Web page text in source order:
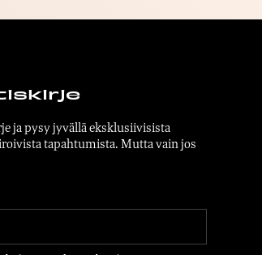
ja pysy jyvällä eksklusiivisista
tapahtumista. Mutta vain jos